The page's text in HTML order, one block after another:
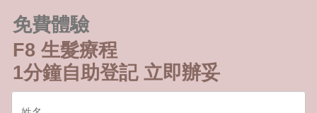
免費體驗
F8 生髮療程
1分鐘自助登記 立即辦妥